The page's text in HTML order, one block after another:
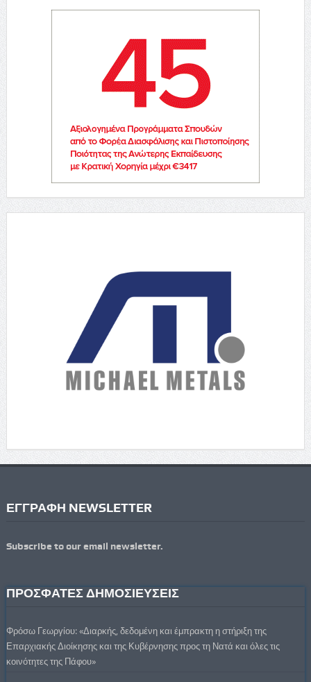
ΕΓΓΡΑΦΗ NEWSLETTER
Subscribe to our email newsletter.
ΠΡΟΣΦΑΤΕΣ ΔΗΜΟΣΙΕΥΣΕΙΣ
Φρόσω Γεωργίου: «Διαρκής, δεδομένη και έμπρακτη η στήριξη της
Επαρχιακής Διοίκησης και της Κυβέρνησης προς τη Νατά και όλες τις
κοινότητες της Πάφου»